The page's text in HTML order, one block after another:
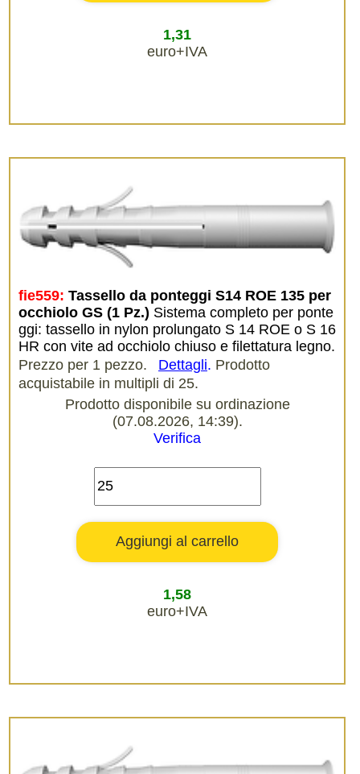
1,31
euro+IVA
fie559: Tassello da ponteggi S14 ROE 135 per
occhiolo GS (1 Pz.) Sistema completo per ponte
ggi: tassello in nylon prolungato S 14 ROE o S 16
HR con vite ad occhiolo chiuso e filettatura legno.
Prezzo per 1 pezzo.
Dettagli. Prodotto
acquistabile in multipli di 25.
Prodotto disponibile su ordinazione
(07.08.2026, 14:39).
Verifica
1,58
euro+IVA